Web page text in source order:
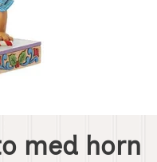
med horn